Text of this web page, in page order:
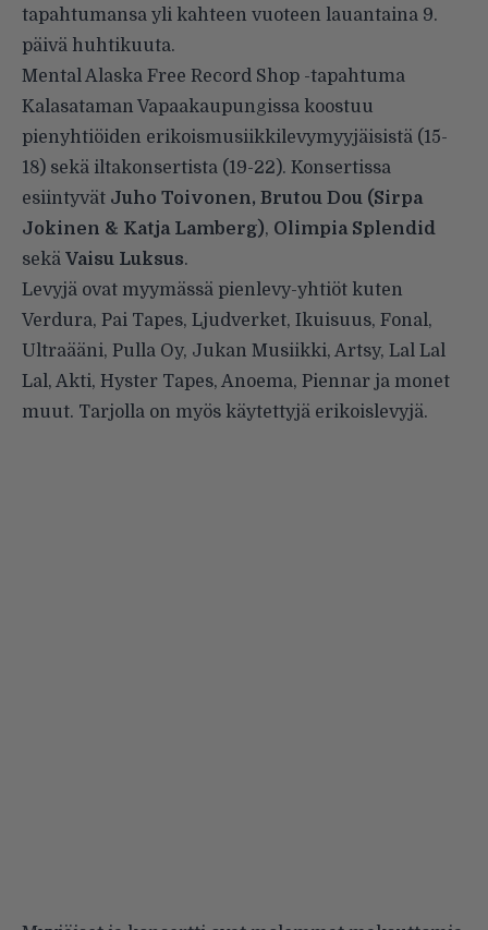
tapahtumansa yli kahteen vuoteen lauantaina 9.
päivä huhtikuuta.
Mental Alaska Free Record Shop -tapahtuma
Kalasataman Vapaakaupungissa koostuu
pienyhtiöiden erikoismusiikkilevymyyjäisistä (15-
18) sekä iltakonsertista (19-22). Konsertissa
esiintyvät Juho Toivonen, Brutou Dou (Sirpa
Jokinen & Katja Lamberg), Olimpia Splendid
sekä Vaisu Luksus.
Levyjä ovat myymässä pienlevy-yhtiöt kuten
Verdura, Pai Tapes, Ljudverket, Ikuisuus, Fonal,
Ultraääni, Pulla Oy, Jukan Musiikki, Artsy, Lal Lal
Lal, Akti, Hyster Tapes, Anoema, Piennar ja monet
muut. Tarjolla on myös käytettyjä erikoislevyjä.